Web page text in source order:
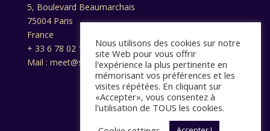
5, Boulevard Beaumarchais
75004 Paris
France
+ 33 6 78 02 13 17
Mail : meet@sabine-henrichfreise.com
Nous utilisons des cookies sur notre
site Web pour vous offrir
l'expérience la plus pertinente en
mémorisant vos préférences et les
visites répétées. En cliquant sur
«Accepter», vous consentez à
l'utilisation de TOUS les cookies.